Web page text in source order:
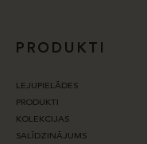
PRODUKTI
LEJUPIELĀDES
PRODUKTI
KOLEKCIJAS
SALĪDZINĀJUMS